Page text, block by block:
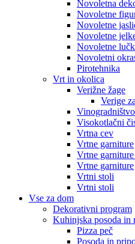
Novoletna
Novoletne
Novoletne
Novoletne
Novoletne
Novoletni
Pirotehnika
Vrt in okolica
Verižne žage
Verige
Visokotlačni
Vrtna cev
Vrtne garniture
Vrtne
Vrtne garniture
Vrtni stoli
Vrtni stoli
Vse za dom
Dekorativni program
Kuhinjska posoda in
Pizza peč
Posoda in